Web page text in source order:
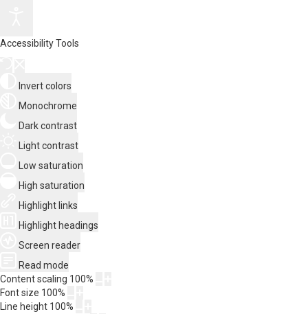
Accessibility Tools
Invert colors
Monochrome
Dark contrast
Light contrast
Low saturation
High saturation
Highlight links
Highlight headings
Screen reader
Read mode
Content scaling 100%
Font size 100%
Line height 100%